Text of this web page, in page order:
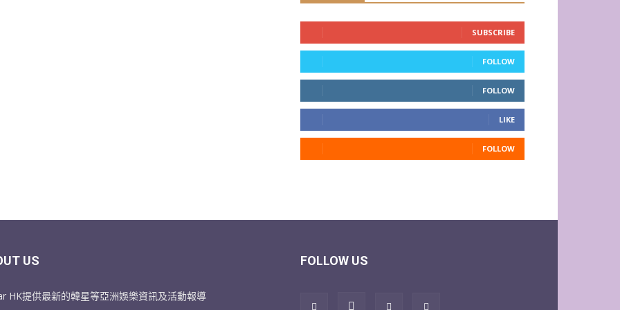
SUBSCRIBE
FOLLOW
FOLLOW
LIKE
FOLLOW
US
HK提供最新的韓星等亞洲娛樂資訊及活動報導
FOLLOW US